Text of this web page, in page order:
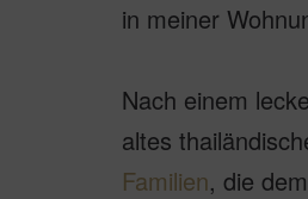
in meiner
Nach einem
altes
Familien, die